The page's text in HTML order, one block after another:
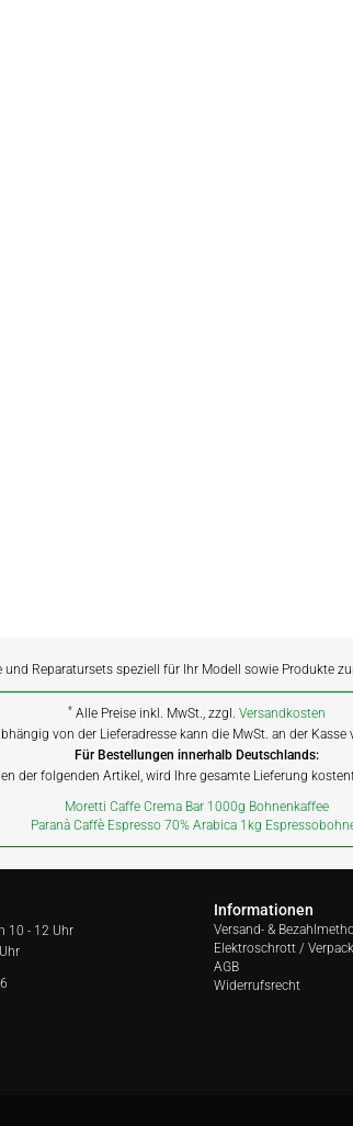
und Reparatursets speziell für Ihr Modell sowie Produkte
* Alle Preise inkl. MwSt., zzgl.Versandkosten
von der Lieferadresse kann die MwSt. an der Kasse
Für Bestellungen innerhalb Deutschlands:
der folgenden Artikel, wird Ihre gesamte Lieferung
Moretti Caffe Crema Bar 1000g Bohnenkaffee
Paranà Caffè Espresso 70% Arabica 1kg
10 - 12 Uhr
Informationen
Versand- &
Elektroschrott /
AGB
Widerrufsrecht